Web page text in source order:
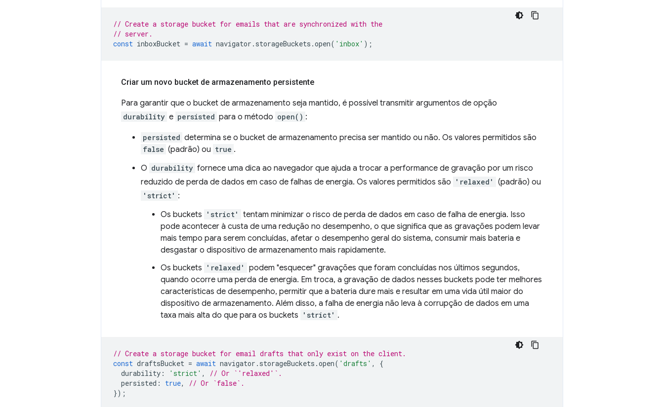
// Create a storage bucket for emails that are synchronized with the
// server.
const inboxBucket = await navigator . storageBuckets .open( 'inbox' );
Criar um novo bucket de armazenamento persistente
Para garantir que o bucket de armazenamento seja mantido, é possível transmitir argumentos de opção
durability e persisted para o método open() :
persisted determina se o bucket de armazenamento precisa ser mantido ou não. Os valores permitidos são
false (padrão) ou true .
O durability fornece uma dica ao navegador que ajuda a trocar a performance de gravação por um risco
reduzido de perda de dados em caso de falhas de energia. Os valores permitidos são
'relaxed' (padrão) ou
'strict' :
Os buckets
'strict'
tentam minimizar o risco de perda de dados em caso de falha de energia. Isso
pode acontecer à custa de uma redução no desempenho, o que significa que as gravações podem levar
mais tempo para serem concluídas, afetar o desempenho geral do sistema, consumir mais bateria e
desgastar o dispositivo de armazenamento mais rapidamente.
Os buckets
'relaxed'
podem "esquecer" gravações que foram concluídas nos últimos segundos,
quando ocorre uma perda de energia. Em troca, a gravação de dados nesses buckets pode ter melhores
características de desempenho, permitir que a bateria dure mais e resultar em uma vida útil maior do
dispositivo de armazenamento. Além disso, a falha de energia não leva à corrupção de dados em uma
taxa mais alta do que para os buckets
'strict' .
// Create a storage bucket for email drafts that only exist on the client.
const draftsBucket = await navigator . storageBuckets .open( 'drafts' ,
{
durability : 'strict' ,
// Or `'relaxed'`.
persisted : true,
// Or `false`.
});